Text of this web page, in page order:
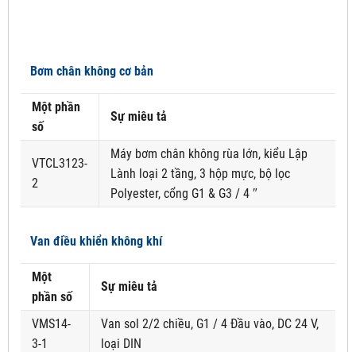
Bơm chân không cơ bản
Một phần
số
Sự miêu tả
VTCL3123-
2
Máy bơm chân không rùa lớn, kiểu Lập
Lành loại 2 tầng, 3 hộp mực, bộ lọc
Polyester, cổng G1 & G3 / 4 ″
Van điều khiển không khí
Một
phần số
Sự miêu tả
VMS14-
3-1
Van sol 2/2 chiều, G1 / 4 Đầu vào, DC 24 V,
loại DIN